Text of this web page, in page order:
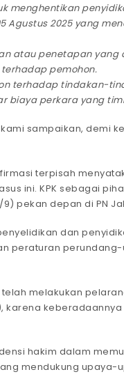
menghentikan
Agustus 2025 yang
atau penetapan
pemohon.
terhadap tindakan-
biaya perkara yang
sampaikan, demi
terpisah
ini. KPK sebagai
pekan depan di PN
dan
peraturan
telah melakukan
karena
hakim dalam
mendukung upaya-